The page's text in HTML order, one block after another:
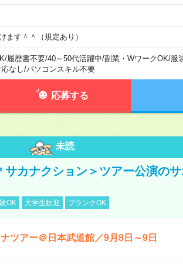
す＾＾（規定あり）
/履歴書不要/40～50代活躍中/副業・WワークOK/服
なし/パソコンスキル不要
応募する
未読
サカナクション＞ツアー公演の
OK 大学生歓迎 ブランクOK
ツアー＠日本武道館／9月8日～9日